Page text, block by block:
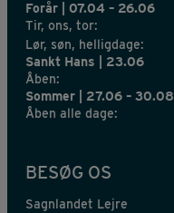
Forår | 07.04 – 26.06
Tir, ons, tor:
Lør, søn, helligdage:
Sankt Hans | 23.06
Åben:
Sommer | 27.06 – 30.08
Åben alle dage:
BESØG OS
Sagnlandet Lejre